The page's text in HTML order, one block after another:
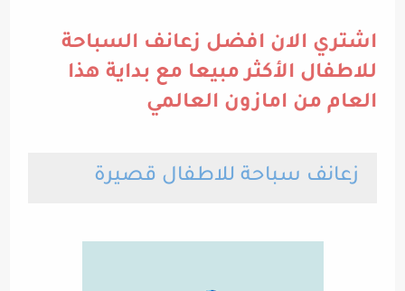
اشتري الان افضل زعانف السباحة
للاطفال الأكثر مبيعا مع بداية هذا
العام من امازون العالمي
زعانف سباحة للاطفال قصيرة